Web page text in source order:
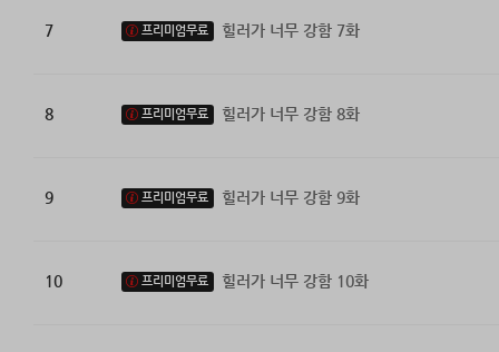
7 프리미엄무료 힐러가 너무 강함 7화
8 프리미엄무료 힐러가 너무 강함 8화
9 프리미엄무료 힐러가 너무 강함 9화
10 프리미엄무료 힐러가 너무 강함 10화